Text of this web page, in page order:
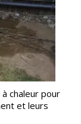
chaleur pour
et leurs